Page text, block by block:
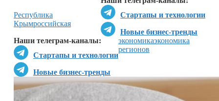
Стартапы и технологии
Новые бизнес-тренды
Наши телеграм-каналы:
Стартапы и технологии
Новые бизнес-тренды
Республика
Крымроссийская
экономикаэкономика
регионов